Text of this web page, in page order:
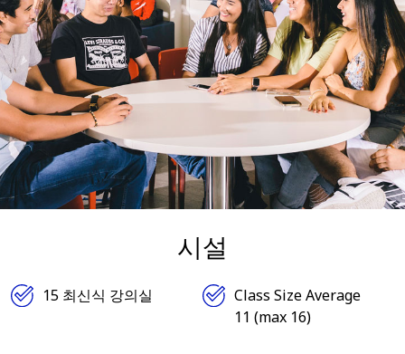
시설
15 최신식 강의실
Class Size Average
11 (max 16)